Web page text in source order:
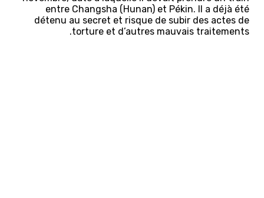
entre Changsha (Hunan) et Pékin. Il a déjà été
détenu au secret et risque de subir des actes de
torture et d’autres mauvais traitements.